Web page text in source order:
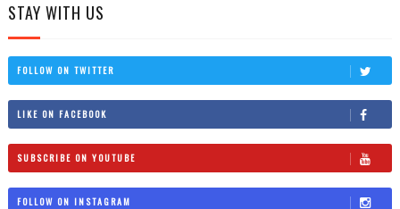
STAY WITH US
FOLLOW ON TWITTER
LIKE ON FACEBOOK
SUBSCRIBE ON YOUTUBE
FOLLOW ON INSTAGRAM